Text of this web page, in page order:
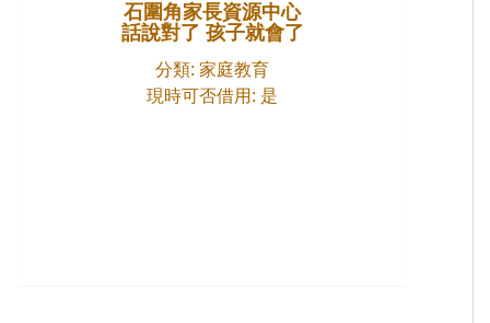
石圍角家長資源中心
話說對了 孩子就會了
分類: 家庭教育
現時可否借用: 是